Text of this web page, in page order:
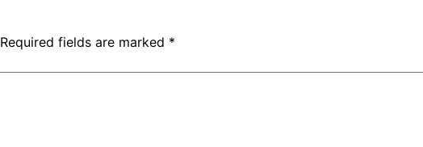
Required fields are marked *